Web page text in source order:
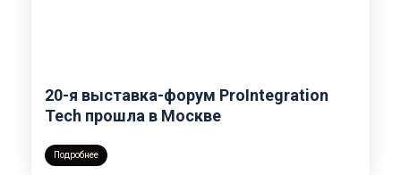
20-я выставка-форум ProIntegration
Tech прошла в Москве
Подробнее